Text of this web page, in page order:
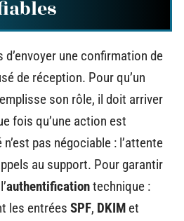
une confirmation de
de réception. Pour qu’un
son rôle, il doit arriver
fois qu’une action est
pas négociable : l’attente
au support. Pour garantir
authentificationtechnique :
les entrées SPF, DKIM et